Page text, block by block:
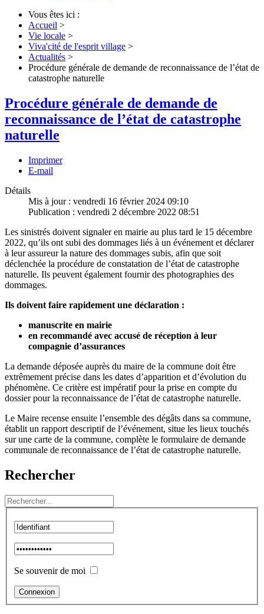
Vous êtes ici :
Accueil >
Vie locale >
Viva'cité de l'esprit village >
Actualités >
Procédure générale de demande de reconnaissance de l’état de
catastrophe naturelle
Procédure générale de demande de
reconnaissance de l’état de catastrophe
naturelle
Imprimer
E-mail
Détails
Mis à jour : vendredi 16 février 2024 09:10
Publication : vendredi 2 décembre 2022 08:51
Les sinistrés doivent signaler en mairie au plus tard le 15 décembre
2022, qu’ils ont subi des dommages liés à un événement et déclarer
à leur assureur la nature des dommages subis, afin que soit
déclenchée la procédure de constatation de l’état de catastrophe
naturelle. Ils peuvent également fournir des photographies des
dommages.
Ils doivent faire rapidement une déclaration :
manuscrite en mairie
en recommandé avec accusé de réception à leur
compagnie d’assurances
La demande déposée auprès du maire de la commune doit être
extrêmement précise dans les dates d’apparition et d’évolution du
phénomène. Ce critère est impératif pour la prise en compte du
dossier pour la reconnaissance de l’état de catastrophe naturelle.
Le Maire recense ensuite l’ensemble des dégâts dans sa commune,
établit un rapport descriptif de l’événement, situe les lieux touchés
sur une carte de la commune, complète le formulaire de demande
communale de reconnaissance de l’état de catastrophe naturelle.
Rechercher
Se souvenir de moi